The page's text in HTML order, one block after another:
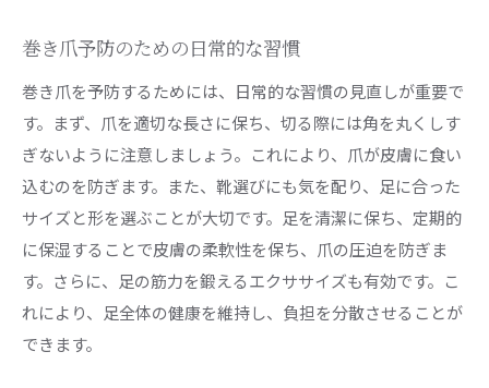
巻き爪ケアを成功させるためのポイント
セルフメンテナンス後のケアと確認
巻き爪対策専門家が教える日常生活での注意点
日常生活で巻き爪を悪化させないために
巻き爪に優しい靴の選び方
専門家が教える歩行時の注意点
巻き爪対策のための足元の姿勢改善
巻き爪予防のための日常的な習慣
巻き爪を予防するためには、日常的な習慣の見直しが重要で
す。まず、爪を適切な長さに保ち、切る際には角を丸くしす
ぎないように注意しましょう。これにより、爪が皮膚に食い
込むのを防ぎます。また、靴選びにも気を配り、足に合った
サイズと形を選ぶことが大切です。足を清潔に保ち、定期的
に保湿することで皮膚の柔軟性を保ち、爪の圧迫を防ぎま
す。さらに、足の筋力を鍛えるエクササイズも有効です。こ
れにより、足全体の健康を維持し、負担を分散させることが
できます。